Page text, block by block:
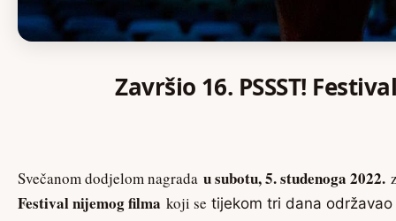
Završio 16. PSSST!
Svečanom dodjelom nagrada u subotu, 5. studenoga 2022.
Festival nijemog filma koji se tijekom tri dana